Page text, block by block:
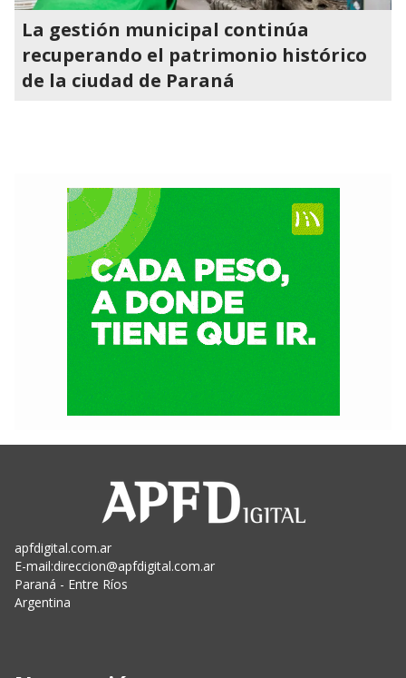
La gestión municipal continúa
recuperando el patrimonio histórico
de la ciudad de Paraná
apfdigital.com.ar
E-mail:direccion@apfdigital.com.ar
Paraná - Entre Ríos
Argentina